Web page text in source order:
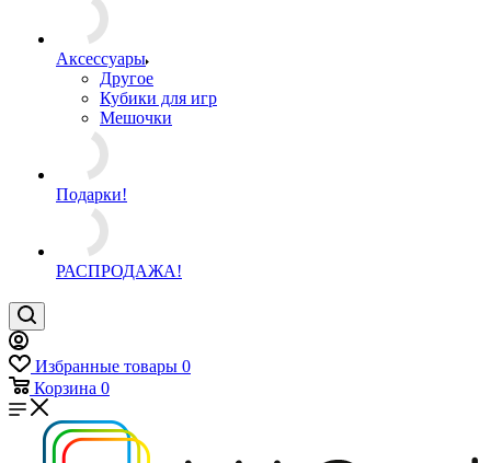
игры
Программы для
дистанционной
работы
Модули для
PSYCards (карты)
Модули для
Обучение в электр.
формате
+ ЕЩЕ 4
Мешочки
Подарки!